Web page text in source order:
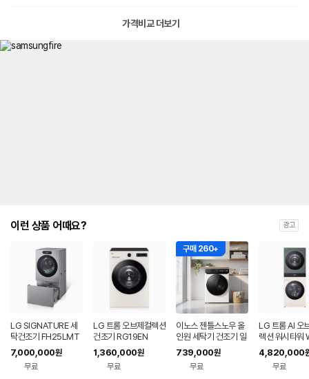
가격비교 더보기
이런 상품 어때요? 광고
LG SIGNATURE 세
탁건조기 FH25LMT
H
7,000,000원
무료
LG 트롬 오브제컬렉션
건조기 RG19EN
1,360,000원
무료
구매 260+
이노스 젠틀스노우 올
인원 세탁기 건조기 일
체형 세탁 10kg, 건조
7kg 방문설치
739,000원
무료
LG 트롬 AI 오
렉션 워시타워
25EGZF
4,820,000
무료